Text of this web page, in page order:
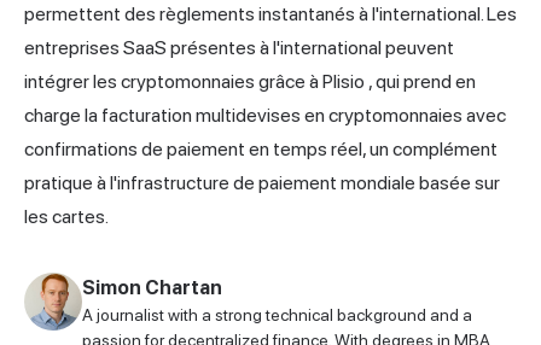
permettent des règlements instantanés à l'international. Les
entreprises SaaS présentes à l'international peuvent
intégrer les cryptomonnaies grâce à Plisio , qui prend en
charge la facturation multidevises en cryptomonnaies avec
confirmations de paiement en temps réel, un complément
pratique à l'infrastructure de paiement mondiale basée sur
les cartes.
Simon Chartan
A journalist with a strong technical background and a
passion for decentralized finance. With degrees in MBA